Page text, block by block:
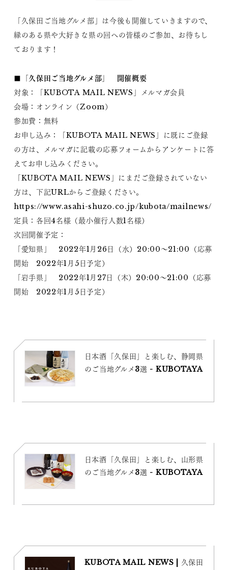
「久保田ご当地グルメ部」は今後も開催していきますので、
縁のある県や大好きな県の回への皆様のご参加、お待ちし
ております！
■「久保田ご当地グルメ部」 開催概要
対象：「KUBOTA MAIL NEWS」メルマガ会員
会場：オンライン（Zoom）
参加費：無料
お申し込み：「KUBOTA MAIL NEWS」に既にご登録
の方は、メルマガに記載の応募フォームからアンケートに答
えてお申し込みください。
「KUBOTA MAIL NEWS」にまだご登録されていない
方は、下記URLからご登録ください。
https://www.asahi-shuzo.co.jp/kubota/mailnews/
定員：各回4名様（最小催行人数1名様）
次回開催予定：
「愛知県」 2022年1月26日（水）20:00～21:00（応募
開始 2022年1月5日予定）
「岩手県」 2022年1月27日（木）20:00～21:00（応募
開始 2022年1月5日予定）
日本酒「久保田」と楽しむ、静岡県
のご当地グルメ3選 - KUBOTAYA
日本酒「久保田」と楽しむ、山形県
のご当地グルメ3選 - KUBOTAYA
KUBOTA MAIL NEWS | 久保田